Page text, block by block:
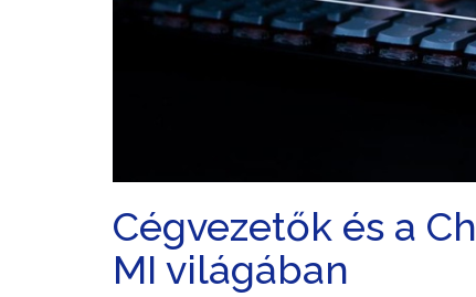
Cégvezetők és a
MI világában